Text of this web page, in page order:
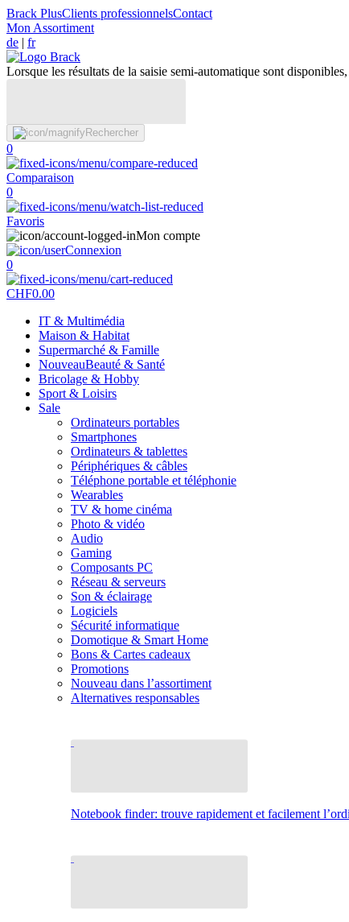
Brack PlusClients professionnelsContact
Mon Assortiment
de | fr
Lorsque les résultats de la saisie semi-automatique sont
Rechercher
0
Comparaison
0
Favoris
Mon compte
Connexion
0
CHF0.00
IT & Multimédia
Maison & Habitat
Supermarché & Famille
NouveauBeauté & Santé
Bricolage & Hobby
Sport & Loisirs
Sale
Ordinateurs portables
Smartphones
Ordinateurs & tablettes
Périphériques & câbles
Téléphone portable et téléphonie
Wearables
TV & home cinéma
Photo & vidéo
Audio
Gaming
Composants PC
Réseau & serveurs
Son & éclairage
Logiciels
Sécurité informatique
Domotique & Smart Home
Bons & Cartes cadeaux
Promotions
Nouveau dans l’assortiment
Alternatives responsables
Notebook finder: trouve rapidement et facilement